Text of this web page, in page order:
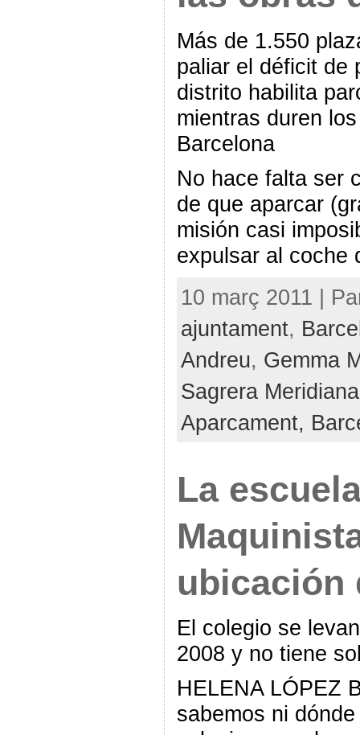
Más de 1.550
paliar el déficit de
distrito habilita
mientras duren
Barcelona
No hace falta ser
de que aparcar
misión casi
expulsar al
10 març 2011 |
ajuntament,
Andreu, Gemma
Sagrera Meridiana
Aparcament,
La
ubicación
El colegio se
2008 y no tiene
HELENA LÓPEZ
sabemos ni